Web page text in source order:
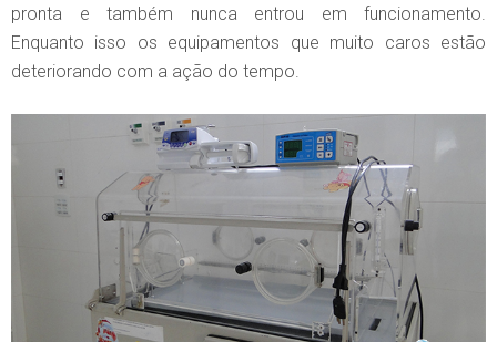
pronta e também nunca entrou em funcionamento.
Enquanto isso os equipamentos que muito caros estão
deteriorando com a ação do tempo.